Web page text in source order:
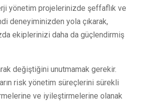
yönetim projelerinizde şeffaflık ve
deneyiminizden yola çıkarak,
ekiplerinizi daha da güçlendirmiş
değiştiğini unutmamak gerekir.
risk yönetim süreçlerini sürekli
ve iyileştirmelerine olanak